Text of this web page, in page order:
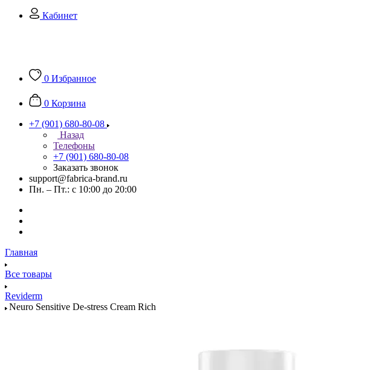
Кабинет
0 Избранное
0 Корзина
+7 (901) 680-80-08
Назад
Телефоны
+7 (901) 680-80-08
Заказать звонок
support@fabrica-brand.ru
Пн. – Пт.: с 10:00 до 20:00
Главная
Все товары
Reviderm
Neuro Sensitive De-stress Cream Rich